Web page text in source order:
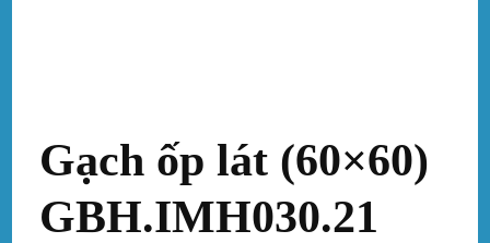
Gạch ốp lát (60×60)
GBH.IMH030.21